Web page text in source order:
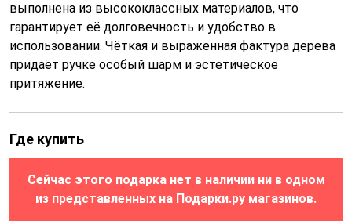
выполнена из высококлассных материалов, что
гарантирует её долговечность и удобство в
использовании. Чёткая и выраженная фактура дерева
придаёт ручке особый шарм и эстетическое
притяжение.
Где купить
Сейчас этого подарка нет в наличии ни в одном
из представленных на Подарки.ру магазинов.